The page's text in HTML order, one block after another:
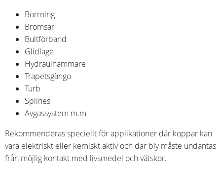
Borrning
Bromsar
Bultförband
Glidlage
Hydraulhammare
Trapetsgängo
Turb
Splines
Avgassystem m.m
Rekommenderas speciellt för applikationer där koppar kan
vara elektriskt eller kemiskt aktiv och där bly måste undantas
från möjlig kontakt med livsmedel och vätskor.